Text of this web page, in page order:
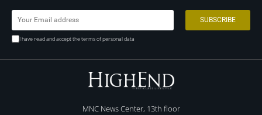
I have read and accept the terms of personal data
MNC News Center, 13th floor